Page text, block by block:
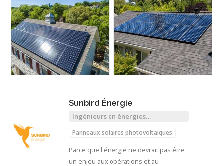
Sunbird Énergie
Ingénieurs en énergies
Panneaux solaires photovoltaïques
Parce que l'énergie ne devrait pas être
un enjeu aux opérations et au